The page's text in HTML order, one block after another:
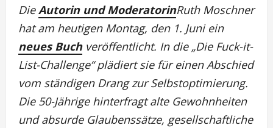
DieAutorin und ModeratorinRuth Moschner
hat am heutigen Montag, den 1. Juni ein
neues Buch veröffentlicht. In die „Die Fuck-it-
List-Challenge“ plädiert sie für einen Abschied
vom ständigen Drang zur Selbstoptimierung.
Die 50-Jährige hinterfragt alte Gewohnheiten
und absurde Glaubenssätze, gesellschaftliche